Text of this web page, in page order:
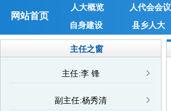
网站首页
人大概览 人代会会议
自身建设
县乡人大
主任之窗
主任:李 锋
副主任:杨秀清